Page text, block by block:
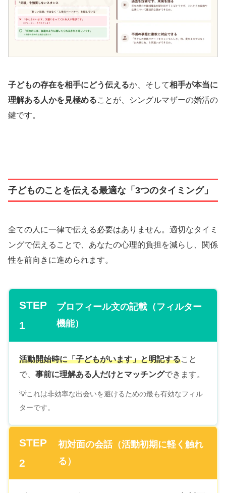
子どもの存在を相手にどう伝えるか、そして相手が本当に
理解ある人かを見極めることが、シングルマザーの婚活の
鍵です。
子どものことを伝える最適な「3つのタイミング」
全ての人に一律で伝える必要はありません。適切なタイミ
ングで伝えることで、あなたの心理的負担を減らし、関係
性を前向きに進められます。
STEP
1
プロフィール文の記載（フィルター
機能）
活動開始時に「子どもがいます」と明記すること
で、 事前に理解ある人だけとマッチングできます。
💡これは非効率な出会いを避けるための最も有効なフィル
ターです。
STEP
2
初対面の会話（活動初期に軽く触れ
る）